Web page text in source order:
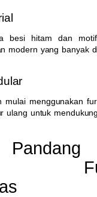
besi hitam dan
modern yang banyak
mulai menggunakan
ulang untuk